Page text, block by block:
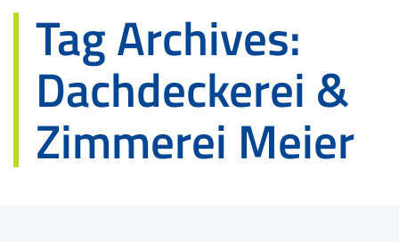
Tag Archives:
Dachdeckerei &
Zimmerei Meier